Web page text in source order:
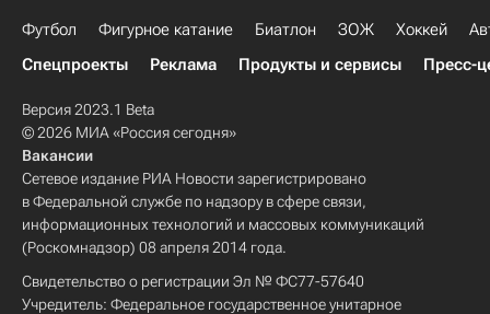
Футбол Фигурное катание Биатлон ЗОЖ Хоккей
Спецпроекты
Реклама Продукты и сервисы Пресс-
Версия 2023.1 Beta
© 2026 МИА «Россия сегодня»
Вакансии
Сетевое издание РИА Новости зарегистрировано
в Федеральной службе по надзору в сфере связи,
информационных технологий и массовых коммуникаций
(Роскомнадзор) 08 апреля 2014 года.
Свидетельство о регистрации Эл № ФС77-57640
Учредитель: Федеральное государственное унитарное